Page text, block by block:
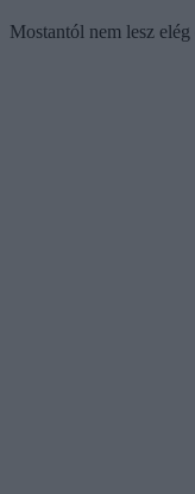
Mostantól nem lesz